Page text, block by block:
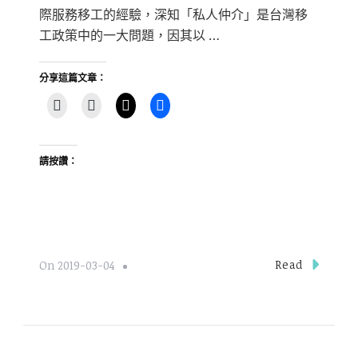
際服務移工的經驗，深知「私人仲介」是台灣移
工政策中的一大問題，因其以 …
分享這篇文章：
請按讚：
On 2019-03-04 Read